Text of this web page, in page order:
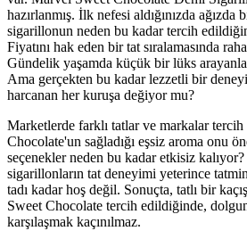
hazırlanmış. İlk nefesi aldığınızda ağızda
sigarillonun neden bu kadar tercih
Fiyatını hak eden bir tat sıralamasında
Gündelik yaşamda küçük bir lüks
Ama gerçekten bu kadar lezzetli bir
harcanan her kuruşa değiyor mu?
Marketlerde farklı tatlar ve markalar
Chocolate'un sağladığı eşsiz aroma onu
seçenekler neden bu kadar etkisiz
sigarillonların tat deneyimi yeterince
tadı kadar hoş değil. Sonuçta, tatlı bir
Sweet Chocolate tercih edildiğinde,
karşılaşmak kaçınılmaz.